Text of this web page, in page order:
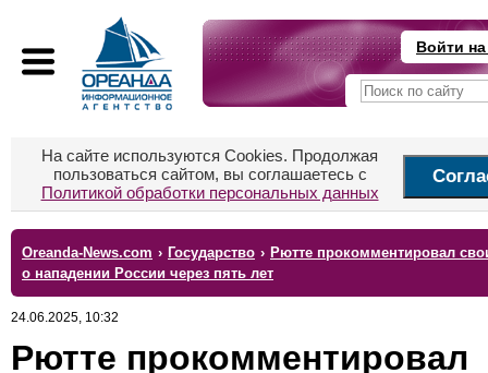
Войти
На сайте используются Cookies. Продолжая
пользоваться сайтом, вы соглашаетесь с
Политикой обработки персональных данных
Oreanda-News.com › Государство › Рютте прокомментировал
о нападении России через пять лет
24.06.2025, 10:32
Рютте прокомментировал